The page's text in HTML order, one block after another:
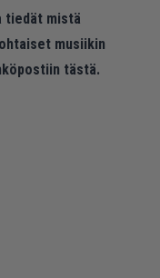
tiedät mistä
musiikin
tästä.